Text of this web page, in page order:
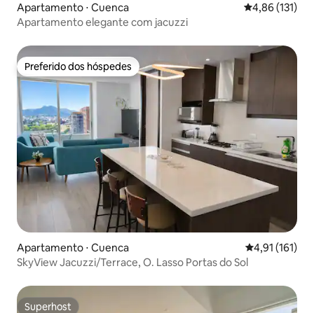
Apartamento ⋅ Cuenca 4,86 de uma
4,86 (131)
Apartamento elegante com jacuzzi
Preferido dos hóspedes
Preferido dos hóspedes
Apartamento ⋅ Cuenca 4,91 de uma
4,91 (161)
SkyView Jacuzzi/Terrace, O. Lasso Portas do Sol
Superhost